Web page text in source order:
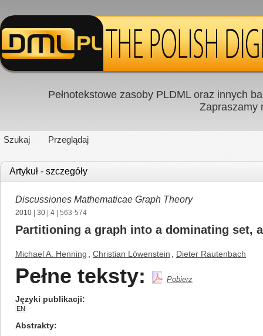
Pełnotekstowe zasoby PLDML oraz innych
Zapraszamy
Szukaj Przeglądaj
Artykuł - szczegóły
Discussiones Mathematicae Graph Theory
2010 30 4 | 563-574
Partitioning a graph into a dominating set,
Michael A. Henning Christian Löwenstein Dieter Rautenbach
Pełne teksty: Pobierz
Języki publikacji
EN
Abstrakty